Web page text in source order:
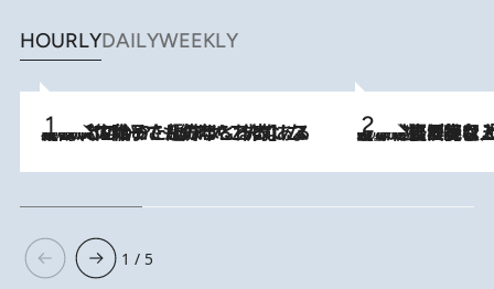
HOURLYDAILYWEEKLY
2026.8.5
【阿川佐和子さんの年とる力】なぜ70代で始めた趣味は“こんなに楽しい”のか？ ピアノ、俳句…スランプに陥っても続けられる“ある秘訣”とは 2026.8.5
【なぜ吉沢亮は「気配を消せる」のか？】興行収入208億の『国宝』を経て挑むミュージカル『ディア・エヴァン・ハンセン』。トップ俳優が舞台上でさらけ出した“孤独”とは
1 / 5